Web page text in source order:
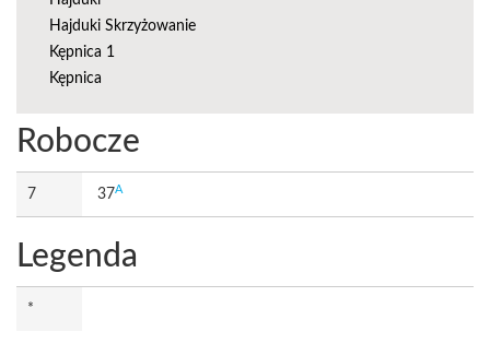
Hajduki Skrzyżowanie
Kępnica 1
Kępnica
Robocze
7 37A
Legenda
*